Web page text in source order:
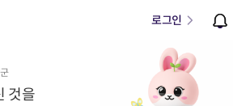
로그인
것을